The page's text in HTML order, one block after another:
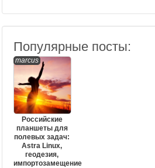
Популярные посты:
marcus
Российские
планшеты для
полевых задач:
Astra Linux,
геодезия,
импортозамещение